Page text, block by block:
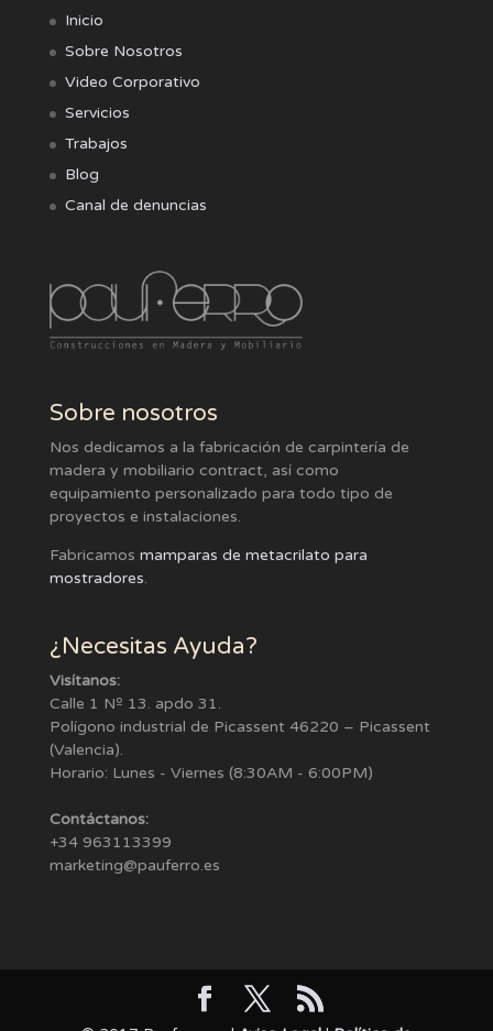
Inicio
Sobre Nosotros
Video Corporativo
Servicios
Trabajos
Blog
Canal de denuncias
Sobre nosotros
Nos dedicamos a la fabricación de carpintería de
madera y mobiliario contract, así como
equipamiento personalizado para todo tipo de
proyectos e instalaciones.
Fabricamos mamparas de metacrilato para
mostradores.
¿Necesitas Ayuda?
Visítanos:
Calle 1 Nº 13. apdo 31.
Polígono industrial de Picassent 46220 – Picassent
(Valencia).
Horario: Lunes - Viernes (8:30AM - 6:00PM)
Contáctanos:
+34 963113399
marketing@pauferro.es